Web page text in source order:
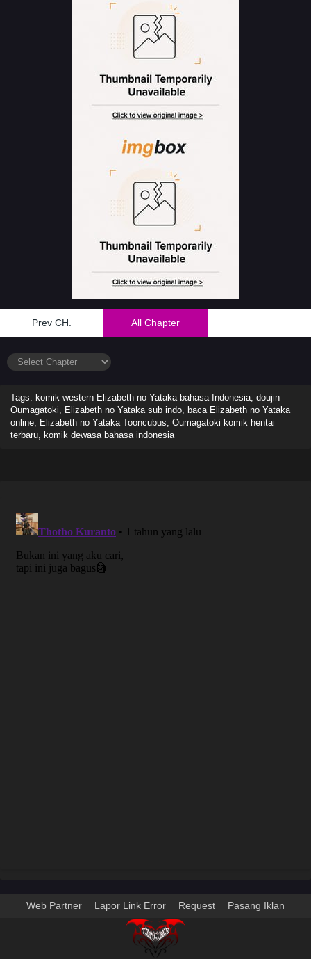
Prev CH. All Chapter
Tags: komik western Elizabeth no Yataka bahasa Indonesia, doujin
Oumagatoki, Elizabeth no Yataka sub indo, baca Elizabeth no Yataka
online, Elizabeth no Yataka Tooncubus, Oumagatoki komik hentai
terbaru, komik dewasa bahasa indonesia
Web Partner Lapor Link Error Request Pasang Iklan